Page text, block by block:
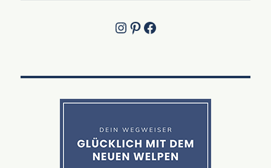
Instagram
Pinterest
Jetzt die Facebook-Fanpage von Lucky Labrador besuchen!